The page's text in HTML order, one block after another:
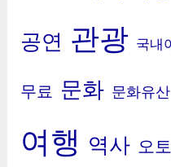
공연 관광 국내
무료 문화 문화유산
여행 역사 오